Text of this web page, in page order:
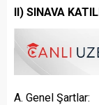
II) SINAVA
A. Genel Şartlar: